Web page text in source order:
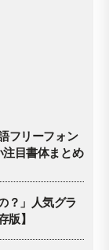
フリーフォン
注目書体まとめ
？」人気グラ
版】